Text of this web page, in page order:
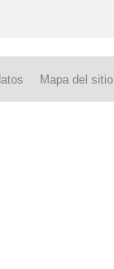
Mapa del sitio